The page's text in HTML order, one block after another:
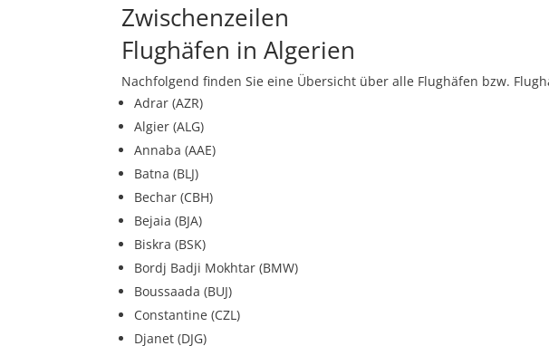
Zwischenzeilen
Flughäfen in Algerien
Nachfolgend finden Sie eine Übersicht über alle Flughäfen bzw.
Adrar (AZR)
Algier (ALG)
Annaba (AAE)
Batna (BLJ)
Bechar (CBH)
Bejaia (BJA)
Biskra (BSK)
Bordj Badji Mokhtar (BMW)
Boussaada (BUJ)
Constantine (CZL)
Djanet (DJG)